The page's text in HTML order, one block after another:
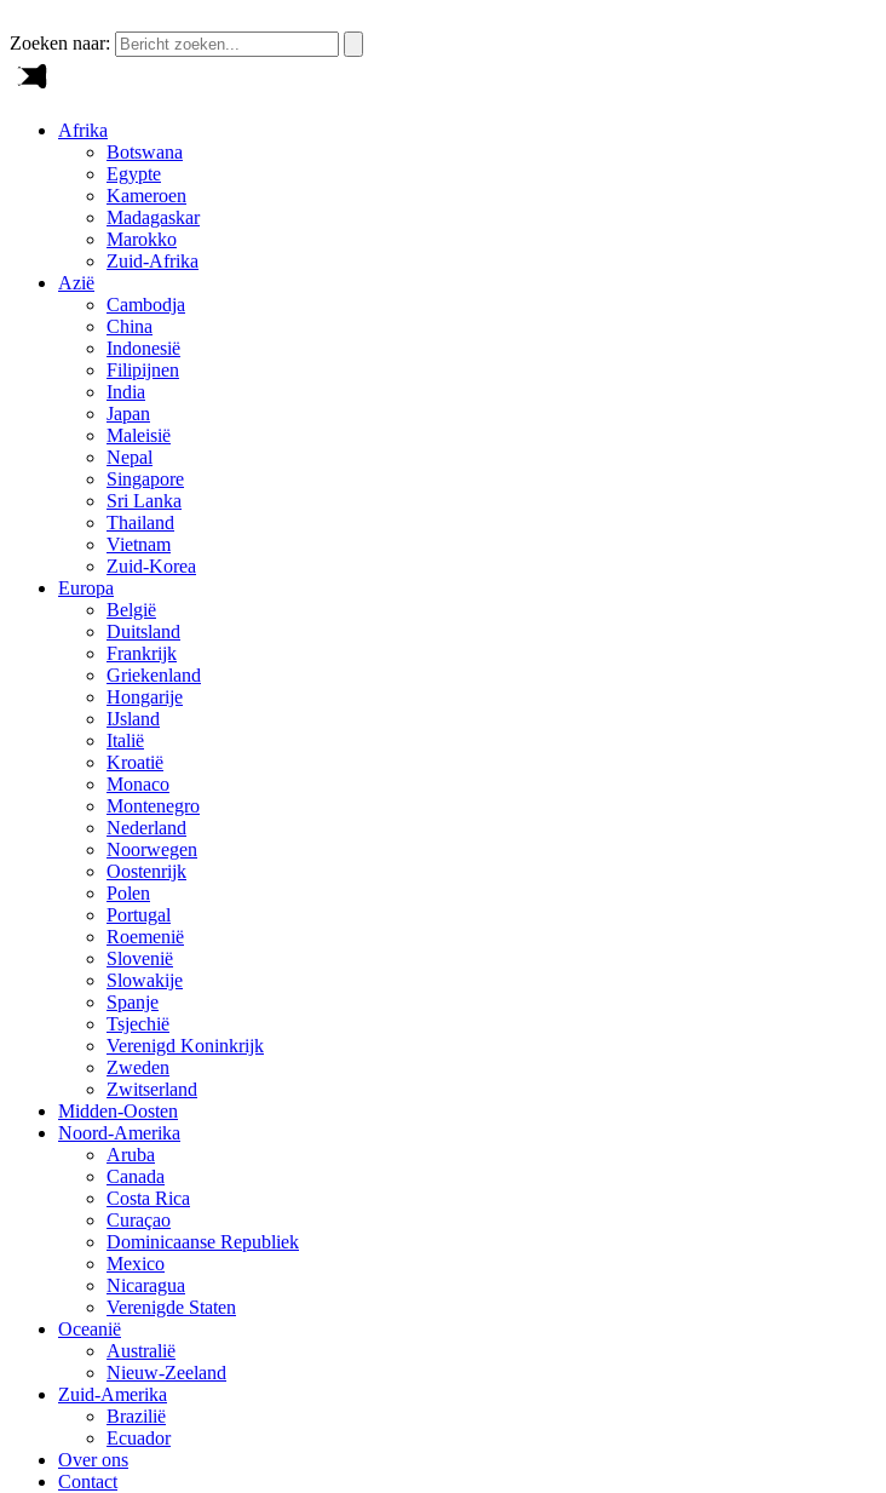
Zoeken naar:
Afrika
Botswana
Egypte
Kameroen
Madagaskar
Marokko
Zuid-Afrika
Azië
Cambodja
China
Indonesië
Filipijnen
India
Japan
Maleisië
Nepal
Singapore
Sri Lanka
Thailand
Vietnam
Zuid-Korea
Europa
België
Duitsland
Frankrijk
Griekenland
Hongarije
IJsland
Italië
Kroatië
Monaco
Montenegro
Nederland
Noorwegen
Oostenrijk
Polen
Portugal
Roemenië
Slovenië
Slowakije
Spanje
Tsjechië
Verenigd Koninkrijk
Zweden
Zwitserland
Midden-Oosten
Noord-Amerika
Aruba
Canada
Costa Rica
Curaçao
Dominicaanse Republiek
Mexico
Nicaragua
Verenigde Staten
Oceanië
Australië
Nieuw-Zeeland
Zuid-Amerika
Brazilië
Ecuador
Over ons
Contact